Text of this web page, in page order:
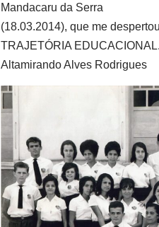
Mandacaru da Serra
(18.03.2014), que me
TRAJETÓRIA EDUCACIONAL.
Altamirando Alves Rodrigues